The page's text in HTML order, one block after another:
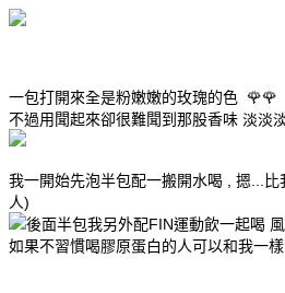
一包打開來全是粉嫩嫩的玫瑰的色 🌹🌹
不過用聞起來卻很難聞到那股香味 淡淡
我一開始先泡半包配一搬開水喝 , 摁...
人)
後面半包我另外配FIN運動飲一起喝
如果不習慣喝膠原蛋白的人可以和我一